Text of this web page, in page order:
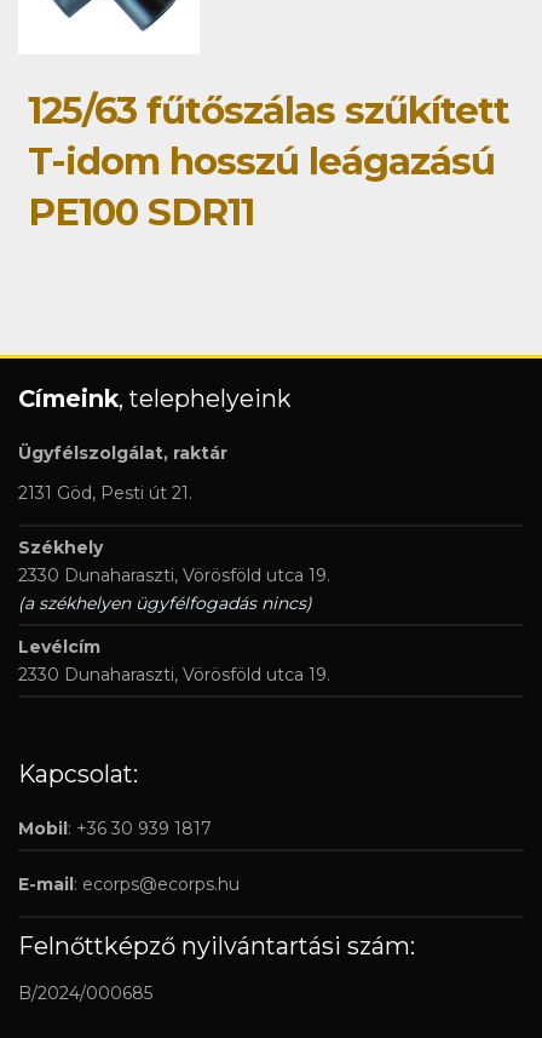
125/63 fűtőszálas szűkített
T-idom hosszú leágazású
PE100 SDR11
Címeink, telephelyeink
Ügyfélszolgálat, raktár
2131 Göd, Pesti út 21.
Székhely
2330 Dunaharaszti, Vörösföld utca 19.
(a székhelyen ügyfélfogadás nincs)
Levélcím
2330 Dunaharaszti, Vörösföld utca 19.
Kapcsolat:
Mobil : +36 30 939 1817
E-mail : ecorps@ecorps.hu
Felnőttképző nyilvántartási szám:
B/2024/000685